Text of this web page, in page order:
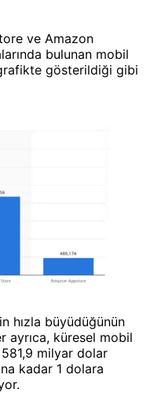
ve Amazon
bulunan mobil
grafikte gösterildiği gibi
hızla büyüdüğünün
ayrıca, küresel mobil
milyar dolar
kadar 1 dolara